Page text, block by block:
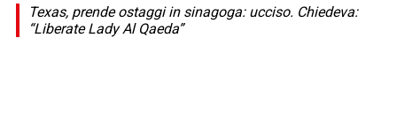
Texas, prende ostaggi in sinagoga: ucciso. Chiedeva:
“Liberate Lady Al Qaeda”